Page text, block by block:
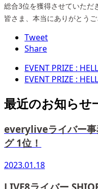
総合3位を獲得させていただ
皆さま、本当にありがとう
Tweet
Share
EVENT PRIZE :
EVENT PRIZE :
最近のお知らせ
everyliveライバー事
グ 1位！
2023.01.18